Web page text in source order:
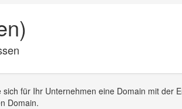
sich für Ihr Unternehmen eine Domain mit der
Domain.